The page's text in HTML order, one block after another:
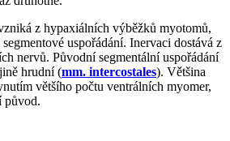
z hypaxiálních výběžků myotomů,
uspořádání. Inervaci dostává z
nervů. Původní segmentální uspořádání
hrudní (mm. intercostales). Většina
většího počtu ventrálních myomer,
původ.